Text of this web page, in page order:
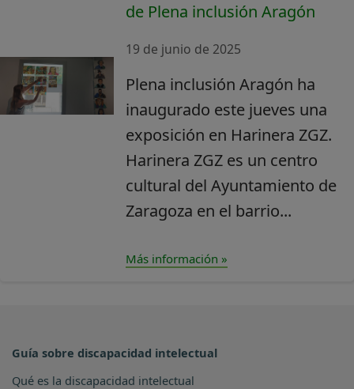
de Plena inclusión Aragón
19 de junio de 2025
Plena inclusión Aragón ha
inaugurado este jueves una
exposición en Harinera ZGZ.
Harinera ZGZ es un centro
cultural del Ayuntamiento de
Zaragoza en el barrio...
Más información »
Guía sobre discapacidad intelectual
Qué es la discapacidad intelectual